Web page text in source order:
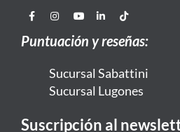
Puntuación y reseñas:
Sucursal Sabattini
Sucursal Lugones
Suscripción al